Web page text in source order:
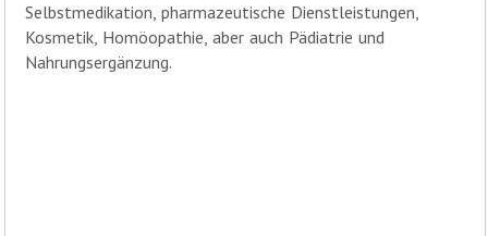
Selbstmedikation, pharmazeutische Dienstleistungen,
Kosmetik, Homöopathie, aber auch Pädiatrie und
Nahrungsergänzung.